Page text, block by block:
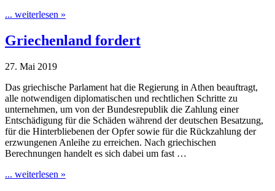
... weiterlesen »
Griechenland fordert
27. Mai 2019
Das griechische Parlament hat die Regierung in Athen beauftragt,
alle notwendigen diplomatischen und rechtlichen Schritte zu
unternehmen, um von der Bundesrepublik die Zahlung einer
Entschädigung für die Schäden während der deutschen Besatzung,
für die Hinterbliebenen der Opfer sowie für die Rückzahlung der
erzwungenen Anleihe zu erreichen. Nach griechischen
Berechnungen handelt es sich dabei um fast …
... weiterlesen »